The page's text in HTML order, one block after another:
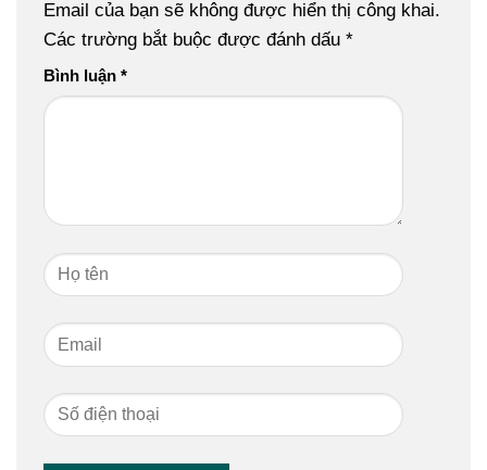
Email của bạn sẽ không được hiển thị công khai.
Các trường bắt buộc được đánh dấu *
Bình luận *